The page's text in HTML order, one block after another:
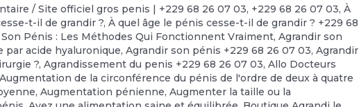
/Site officiel gros penis | +229 68 26 07 03, +229 68 26 07 03,À
t-il de grandir ?,À quel âge le pénis cesse-t-il de grandir ? +229 68
Pénis : Les Méthodes Qui Fonctionnent Vraiment,Agrandir son
par acide hyaluronique,Agrandir son pénis +229 68 26 07 03,Agrandir
?,Agrandissement du penis +229 68 26 07 03,Allo Docteurs
Augmentation de la circonférence du pénis de l'ordre de deux à quatre
,Augmentation pénienne,Augmenter la taille ou la